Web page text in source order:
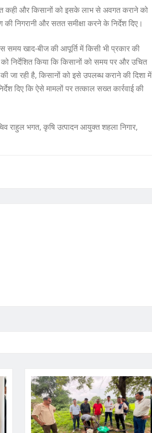
कही और किसानों को इसके लाभ से अवगत कराने को
निगरानी और सतत समीक्षा करने के निर्देश दिए।
समय खाद-बीज की आपूर्ति में किसी भी प्रकार की
निर्देशित किया कि किसानों को समय पर और उचित
जा रही है, किसानों को इसे उपलब्ध कराने की दिशा में
दिए कि ऐसे मामलों पर तत्काल सख्त कार्रवाई की
राहुल भगत, कृषि उत्पादन आयुक्त शहला निगार,